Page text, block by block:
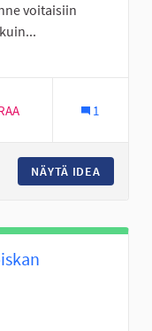
voitaisiin
Seinäjoki
1
NÄYTÄ IDEA